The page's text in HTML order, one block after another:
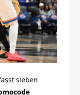
sieben